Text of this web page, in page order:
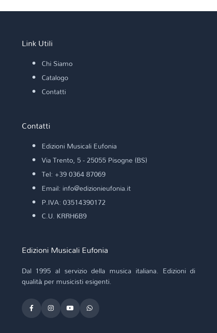
Link Utili
Chi Siamo
Catalogo
Contatti
Contatti
Edizioni Musicali Eufonia
Via Trento, 5 - 25055 Pisogne (BS)
Tel: +39 0364 87069
Email: info@edizionieufonia.it
P.IVA: 03514390172
C.U. KRRH6B9
Edizioni Musicali Eufonia
Dal 1995 al servizio della musica italiana. Edizioni di
qualità per musicisti esigenti.